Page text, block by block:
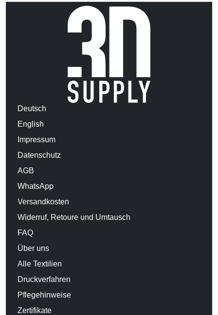
Deutsch
English
Impressum
Datenschutz
AGB
WhatsApp
Versandkosten
Widerruf, Retoure und Umtausch
FAQ
Über uns
Alle Textilien
Druckverfahren
Pflegehinweise
Zertifikate